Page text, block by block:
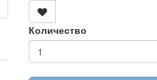
Количество